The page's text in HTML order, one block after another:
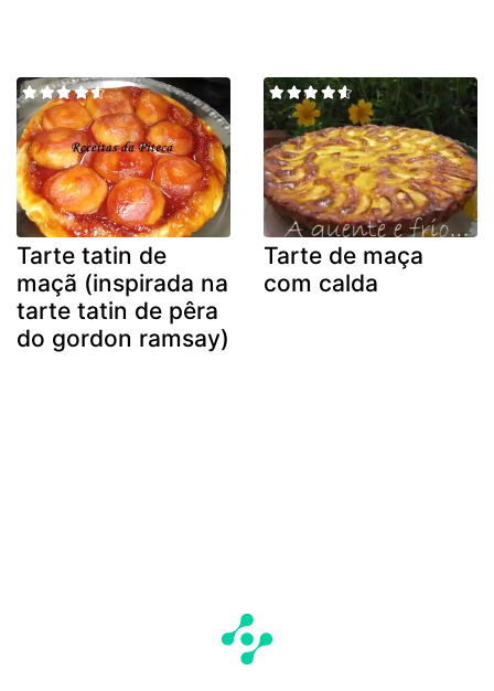
Tarte tatin de
maçã (inspirada na
tarte tatin de pêra
do gordon ramsay)
Tarte de maça
com calda